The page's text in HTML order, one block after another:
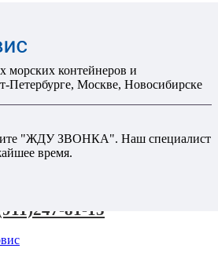
морских контейнеров и
Петербурге, Москве, Новосибирске
"ЖДУ ЗВОНКА". Наш специалист
время.
81-15